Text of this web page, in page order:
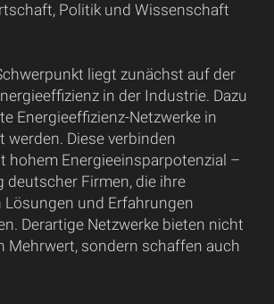
Politik und Wissenschaft
liegt zunächst auf der
in der Industrie. Dazu
Energieeffizienz-Netzwerke in
werden. Diese verbinden
hohem Energieeinsparpotenzial –
deutscher Firmen, die ihre
und Erfahrungen
Derartige Netzwerke bieten nicht
Mehrwert, sondern schaffen auch